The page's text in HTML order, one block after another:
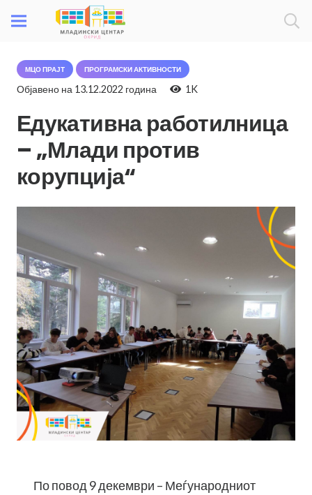
МЦО ПРАЈТ ПРОГРАМСКИ АКТИВНОСТИ
Објавено на 13.12.2022 година 1K
Едукативна работилница
– „Млади против
корупција“
По повод 9 декември – Меѓународниот